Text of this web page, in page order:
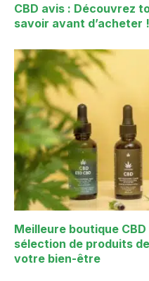
CBD avis : Découvrez
savoir avant d’acheter !
Meilleure boutique
sélection de produits
votre bien-être